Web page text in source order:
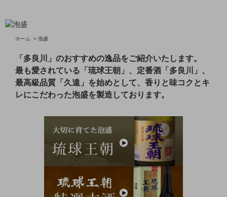
ホーム > 泡盛
「多良川」のおすすめの逸品をご紹介いたします。
最も愛されている「琉球王朝」、定番酒「多良川」、
最高級品質「久遠」を始めとして、香りと味コクとキ
レにこだわった泡盛を製造しております。